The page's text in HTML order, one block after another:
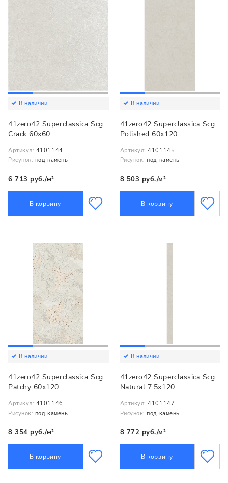
В наличии
41zero42 Superclassica Scg
Crack 60x60
Артикул: 4101144
Рисунок: под камень
6 713 руб./м²
В корзину
В наличии
41zero42 Superclassica Scg
Polished 60x120
Артикул: 4101145
Рисунок: под камень
8 503 руб./м²
В корзину
В наличии
41zero42 Superclassica Scg
Patchy 60x120
Артикул: 4101146
Рисунок: под камень
8 354 руб./м²
В корзину
В наличии
41zero42 Superclassica Scg
Natural 7.5x120
Артикул: 4101147
Рисунок: под камень
8 772 руб./м²
В корзину